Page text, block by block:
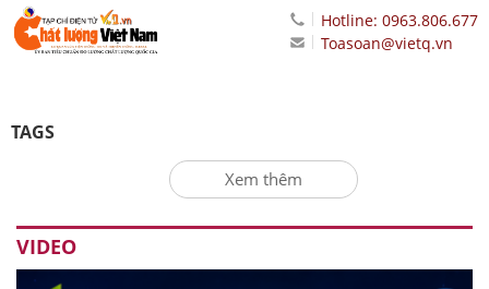
Hotline: 0963.806.677
Toasoan@vietq.vn
TAGS
Xem thêm
VIDEO